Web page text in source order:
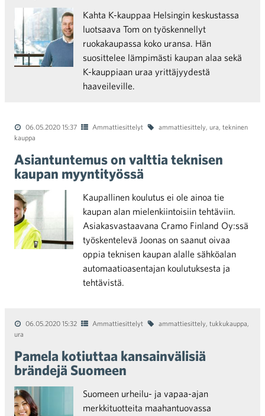
Kahta K-kauppaa Helsingin keskustassa
luotsaava Tom on työskennellyt
ruokakaupassa koko uransa. Hän
suosittelee lämpimästi kaupan alaa sekä
K-kauppiaan uraa yrittäjyydestä
haaveileville.
06.05.2020 15:37 Ammattiesittelyt ammattiesittely, ura, tekninen
kauppa
Asiantuntemus on valttia teknisen
kaupan myyntityössä
Kaupallinen koulutus ei ole ainoa tie
kaupan alan mielenkiintoisiin tehtäviin.
Asiakasvastaavana Cramo Finland Oy:ssä
työskentelevä Joonas on saanut oivaa
oppia teknisen kaupan alalle sähköalan
automaatioasentajan koulutuksesta ja
tehtävistä.
06.05.2020 15:32 Ammattiesittelyt ammattiesittely, tukkukauppa,
ura
Pamela kotiuttaa kansainvälisiä
brändejä Suomeen
Suomeen urheilu- ja vapaa-ajan
merkkituotteita maahantuovassa